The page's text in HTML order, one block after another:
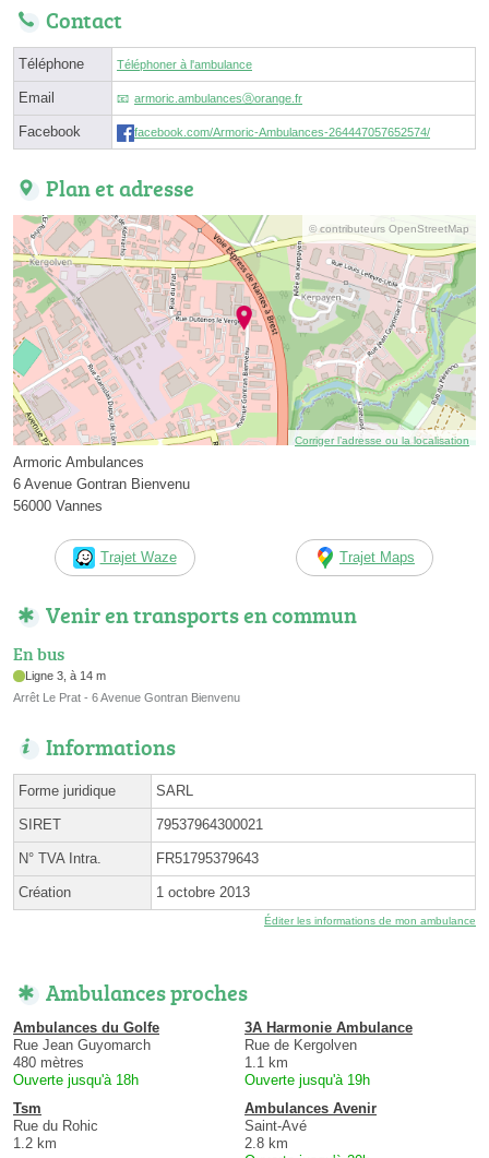
Contact
Téléphone Téléphoner à l'ambulance
Email armoric.ambulancesⓐorange.fr
Facebook facebook.com/Armoric-Ambulances-264447057652574/
Plan et adresse
© contributeurs OpenStreetMap
Corriger l’adresse ou la localisation
Armoric Ambulances
6 Avenue Gontran Bienvenu
56000 Vannes
Trajet Waze Trajet Maps
Venir en transports en commun
En bus
Ligne 3, à 14 m
Arrêt Le Prat - 6 Avenue Gontran Bienvenu
Informations
Forme juridique SARL
SIRET 79537964300021
N° TVA Intra. FR51795379643
Création 1 octobre 2013
Éditer les informations de mon ambulance
Ambulances proches
Ambulances du Golfe
Rue Jean Guyomarch
480 mètres
Ouverte jusqu'à 18h
3A Harmonie Ambulance
Rue de Kergolven
1.1 km
Ouverte jusqu'à 19h
Tsm
Rue du Rohic
1.2 km
Ambulances Avenir
Saint-Avé
2.8 km